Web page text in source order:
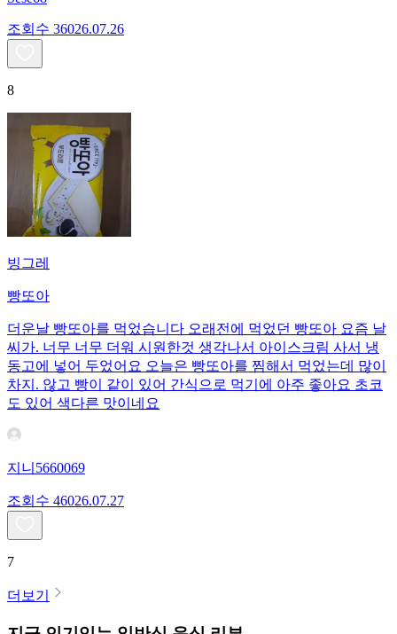
조회수 36026.07.26
8
빙그레
빵또아
더운날 빵또아를 먹었습니다 오래전에 먹었던 빵또아 요즘 날
씨가. 너무 너무 더워 시원한것 생각나서 아이스크림 사서 냉
동고에 넣어 두었어요 오늘은 빵또아를 찜해서 먹었는데 많이
차지. 않고 빵이 같이 있어 간식으로 먹기에 아주 좋아요 초코
도 있어 색다른 맛이네요
지니5660069
조회수 46026.07.27
7
더보기